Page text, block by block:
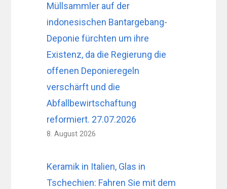
Müllsammler auf der
indonesischen Bantargebang-
Deponie fürchten um ihre
Existenz, da die Regierung die
offenen Deponieregeln
verschärft und die
Abfallbewirtschaftung
reformiert. 27.07.2026
8. August 2026
Keramik in Italien, Glas in
Tschechien: Fahren Sie mit dem